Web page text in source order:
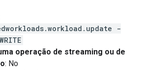
-
operação de streaming ou de
: No